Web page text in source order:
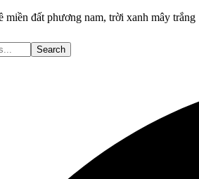
miền đất phương nam, trời xanh mây trắng